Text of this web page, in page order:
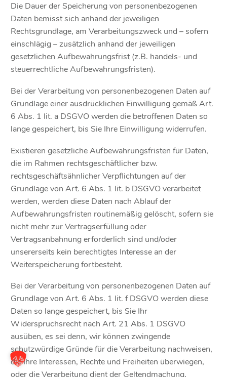
Die Dauer der Speicherung von personenbezogenen
Daten bemisst sich anhand der jeweiligen
Rechtsgrundlage, am Verarbeitungszweck und – sofern
einschlägig – zusätzlich anhand der jeweiligen
gesetzlichen Aufbewahrungsfrist (z.B. handels- und
steuerrechtliche Aufbewahrungsfristen).
Bei der Verarbeitung von personenbezogenen Daten auf
Grundlage einer ausdrücklichen Einwilligung gemäß Art.
6 Abs. 1 lit. a DSGVO werden die betroffenen Daten so
lange gespeichert, bis Sie Ihre Einwilligung widerrufen.
Existieren gesetzliche Aufbewahrungsfristen für Daten,
die im Rahmen rechtsgeschäftlicher bzw.
rechtsgeschäftsähnlicher Verpflichtungen auf der
Grundlage von Art. 6 Abs. 1 lit. b DSGVO verarbeitet
werden, werden diese Daten nach Ablauf der
Aufbewahrungsfristen routinemäßig gelöscht, sofern sie
nicht mehr zur Vertragserfüllung oder
Vertragsanbahnung erforderlich sind und/oder
unsererseits kein berechtigtes Interesse an der
Weiterspeicherung fortbesteht.
Bei der Verarbeitung von personenbezogenen Daten auf
Grundlage von Art. 6 Abs. 1 lit. f DSGVO werden diese
Daten so lange gespeichert, bis Sie Ihr
Widerspruchsrecht nach Art. 21 Abs. 1 DSGVO
ausüben, es sei denn, wir können zwingende
schutzwürdige Gründe für die Verarbeitung nachweisen,
die Ihre Interessen, Rechte und Freiheiten überwiegen,
oder die Verarbeitung dient der Geltendmachung,